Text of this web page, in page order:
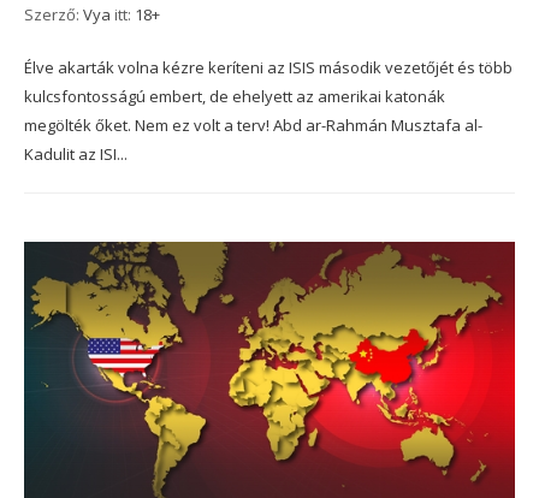
Szerző: Vya itt: 18+
Élve akarták volna kézre keríteni az ISIS második vezetőjét és több
kulcsfontosságú embert, de ehelyett az amerikai katonák
megölték őket. Nem ez volt a terv! Abd ar-Rahmán Musztafa al-
Kadulit az ISI...